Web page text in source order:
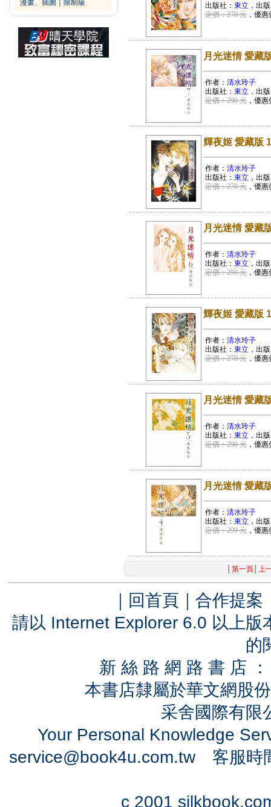
漫畫、插圖
限制級
出版社： 東立 ，出
定價：270 元，優惠
月光迷情 愛藏
作者： 清水玲子
出版社： 東立 ，出
定價：290 元，優惠
輝夜姬 愛藏版
作者： 清水玲子
出版社： 東立 ，出
定價：270 元，優惠
月光迷情 愛藏
作者： 清水玲子
出版社： 東立 ，出
定價：290 元，優惠
輝夜姬 愛藏版
作者： 清水玲子
出版社： 東立 ，出
定價：270 元，優惠
月光迷情 愛藏
作者： 清水玲子
出版社： 東立 ，出
定價：290 元，優惠
月光迷情 愛藏
作者： 清水玲子
出版社： 東立 ，出
定價：290 元，優惠
第一頁│ 上
｜ 回首頁 ｜ 合作提案
請以 Internet Explorer 6.0 以上
的
新 絲 路 網 路 書 店
本書店隸屬於華文網股
采舍國際有
Your Personal Knowledge
service@book4u.com.tw客服時
c 2001